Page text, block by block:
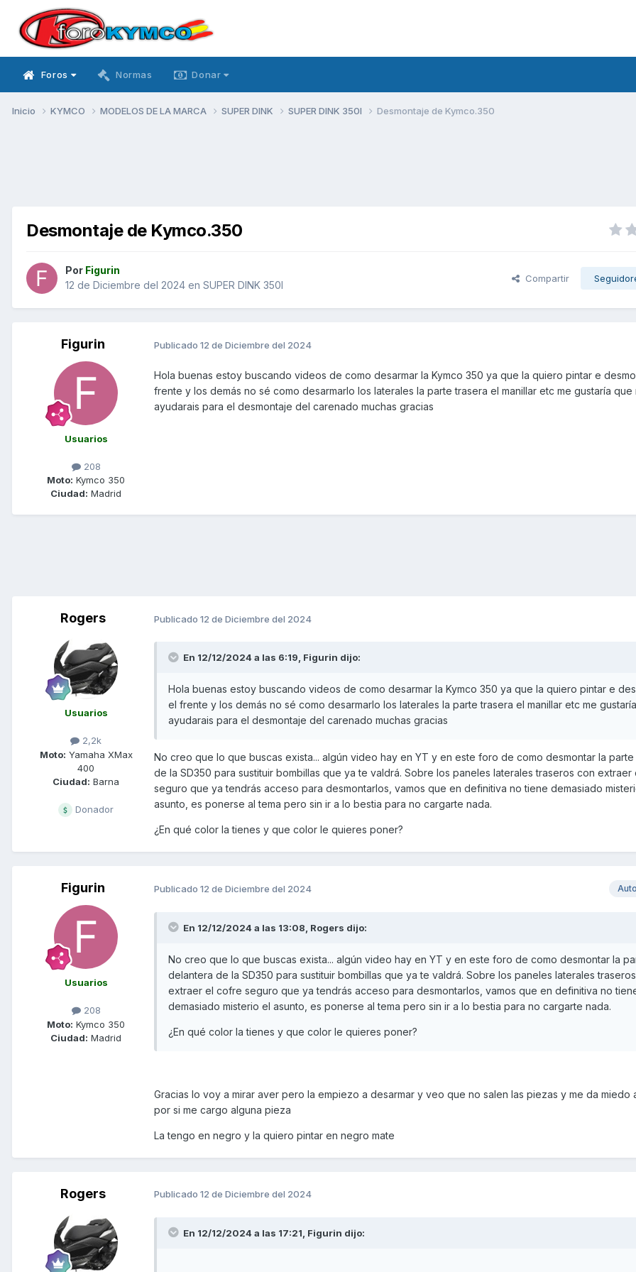
Foros Normas Donar
Inicio KYMCO MODELOS DE LA MARCA SUPER DINK SUPER DINK 350I Desmontaje de Kymco.350
Desmontaje de Kymco.350
Por Figurin
12 de Diciembre del 2024 en SUPER DINK 350I
Compartir
Figurin
Usuarios
208
Moto: Kymco 350
Ciudad: Madrid
Publicado 12 de Diciembre del 2024
Hola buenas estoy buscando videos de como desarmar la Kymco 350 ya que la quiero pintar e
frente y los demás no sé como desarmarlo los laterales la parte trasera el manillar etc me gustaría que
ayudarais para el desmontaje del carenado muchas gracias
Rogers
Usuarios
2,2k
Moto: Yamaha XMax
400
Ciudad: Barna
Donador
Publicado 12 de Diciembre del 2024
En 12/12/2024 a las 6:19, Figurin dijo:
Hola buenas estoy buscando videos de como desarmar la Kymco 350 ya que la quiero pintar e
el frente y los demás no sé como desarmarlo los laterales la parte trasera el manillar etc me
ayudarais para el desmontaje del carenado muchas gracias
No creo que lo que buscas exista... algún video hay en YT y en este foro de como desmontar la
de la SD350 para sustituir bombillas que ya te valdrá. Sobre los paneles laterales traseros con extraer
seguro que ya tendrás acceso para desmontarlos, vamos que en definitiva no tiene demasiado
asunto, es ponerse al tema pero sin ir a lo bestia para no cargarte nada.
¿En qué color la tienes y que color le quieres poner?
Figurin
Usuarios
208
Moto: Kymco 350
Ciudad: Madrid
Publicado 12 de Diciembre del 2024
En 12/12/2024 a las 13:08, Rogers dijo:
No creo que lo que buscas exista... algún video hay en YT y en este foro de como desmontar la
delantera de la SD350 para sustituir bombillas que ya te valdrá. Sobre los paneles laterales
extraer el cofre seguro que ya tendrás acceso para desmontarlos, vamos que en definitiva no
demasiado misterio el asunto, es ponerse al tema pero sin ir a lo bestia para no cargarte nada.
¿En qué color la tienes y que color le quieres poner?
Gracias lo voy a mirar aver pero la empiezo a desarmar y veo que no salen las piezas y me da miedo
por si me cargo alguna pieza
La tengo en negro y la quiero pintar en negro mate
Rogers Publicado 12 de Diciembre del 2024
En 12/12/2024 a las 17:21, Figurin dijo: